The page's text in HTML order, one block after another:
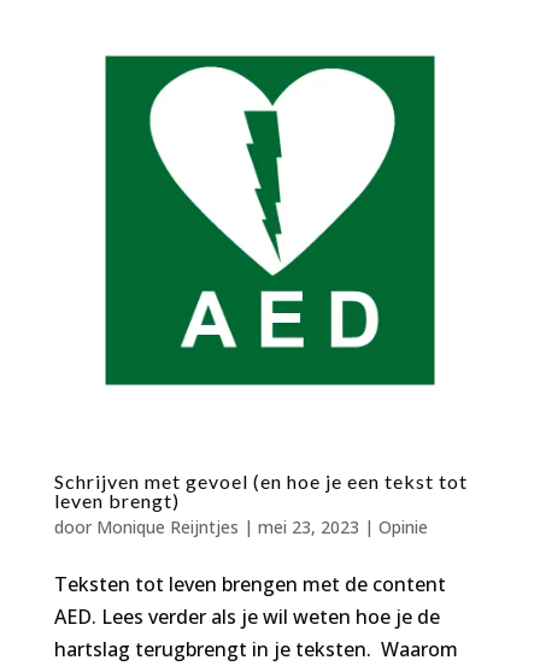
Schrijven met gevoel (en hoe je een tekst tot
leven brengt)
door Monique Reijntjes | mei 23, 2023 | Opinie
Teksten tot leven brengen met de content
AED. Lees verder als je wil weten hoe je de
hartslag terugbrengt in je teksten. Waarom